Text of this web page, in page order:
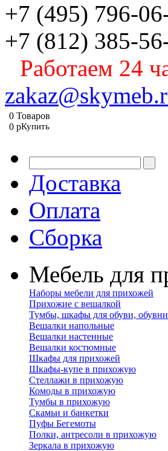
+7 (495) 796-
+7 (812) 385-
Работаем 24
0 Товаров
0 pКупить
Доставка
Оплата
Сборка
Мебель для
Наборы мебели для прихожей
Прихожие с вешалкой
Тумбы, шкафы для обуви,
Вешалки напольные
Вешалки настенные
Вешалки костюмные
Шкафы для прихожей
Шкафы-купе в прихожую
Стеллажи в прихожую
Комоды в прихожую
Тумбы в прихожую
Скамьи и банкетки
Пуфы Бегемоты
Полки, антресоли в прихожую
Зеркала в прихожую